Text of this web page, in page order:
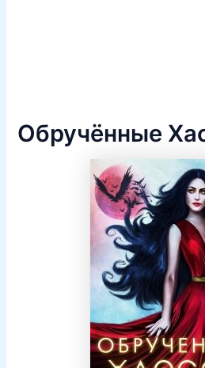
Обручённые